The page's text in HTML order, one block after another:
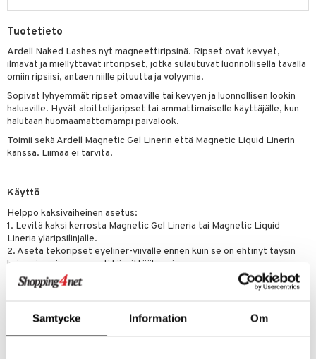
Samtycke Information Om
Tuotetieto
Ardell Naked Lashes nyt magneettiripsinä. Ripset ovat kevyet,
ilmavat ja miellyttävät irtoripset, jotka sulautuvat luonnollisella tavalla
omiin ripsiisi, antaen niille pituutta ja volyymia.
Sopivat lyhyemmät ripset omaaville tai kevyen ja luonnollisen lookin
haluaville. Hyvät aloittelijaripset tai ammattimaiselle käyttäjälle, kun
halutaan huomaamattomampi päivälook.
Toimii sekä Ardell Magnetic Gel Linerin että Magnetic Liquid Linerin
kanssa. Liimaa ei tarvita.
Käyttö
Helppo kaksivaiheinen asetus:
1. Levitä kaksi kerrosta Magnetic Gel Lineria tai Magnetic Liquid
Lineria yläripsilinjalle.
2. Aseta tekoripset eyeliner-viivalle ennen kuin se on ehtinyt täysin
kuivua ja paina varovasti kiinnittääksesi ne.
Vinkki! Jos sinun tarvitsee korjata ripsiä eyelinerin kuivumisen jälkeen,
Koska Ardellin magneettiset eyelinerit ovat vedenpitäviä, saa ne
poistettua vain öljypohjaisella meikinpoistoaineella.
Huulten Hoito
Happy
Happy For Men
Miehille
& Soujaus